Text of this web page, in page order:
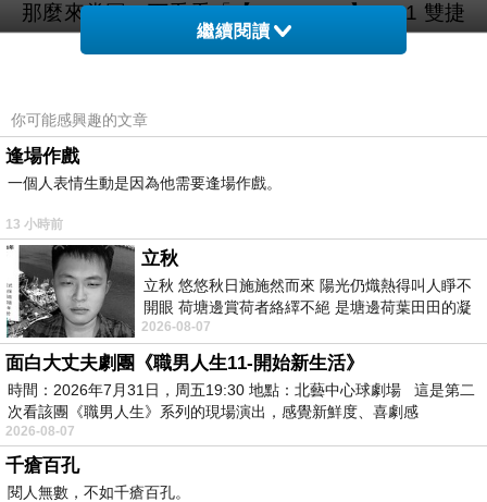
那麼來賞圖一下看看「【LOOKING】DB-1 雙捷
龍行車記錄器 」、「【LOOKING】MS-2 機車
多尼也幫大家整理了兩款產品的特色與規格讓大
家一起參考～
▼ 「【LOOKING】DB-1 雙捷龍行車記錄器 」
繼續閱讀
你可能感興趣的文章
逢場作戲
一個人表情生動是因為他需要逢場作戲。
13 小時前
立秋
立秋 悠悠秋日施施然而來 陽光仍熾熱得叫人睜不
開眼 荷塘邊賞荷者絡繹不絕 是塘邊荷葉田田的凝
望 風中飄逸的是映日荷花別樣紅
2026-08-07
面白大丈夫劇團《職男人生11-開始新生活》
時間：2026年7月31日，周五19:30 地點：北藝中心球劇場 這是第二
次看該團《職男人生》系列的現場演出，感覺新鮮度、喜劇感
2026-08-07
千瘡百孔
閱人無數，不如千瘡百孔。